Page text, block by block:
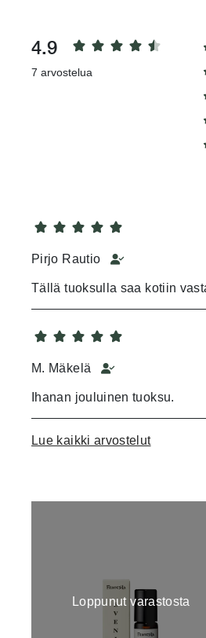
4.9
7 arvostelua
Pirjo Rautio
Tällä tuoksulla saa kotiin
M. Mäkelä
Ihanan jouluinen tuoksu.
Erittäin hyväntuoksuinen,
Lue kaikki arvostelut
Loppunut varastosta